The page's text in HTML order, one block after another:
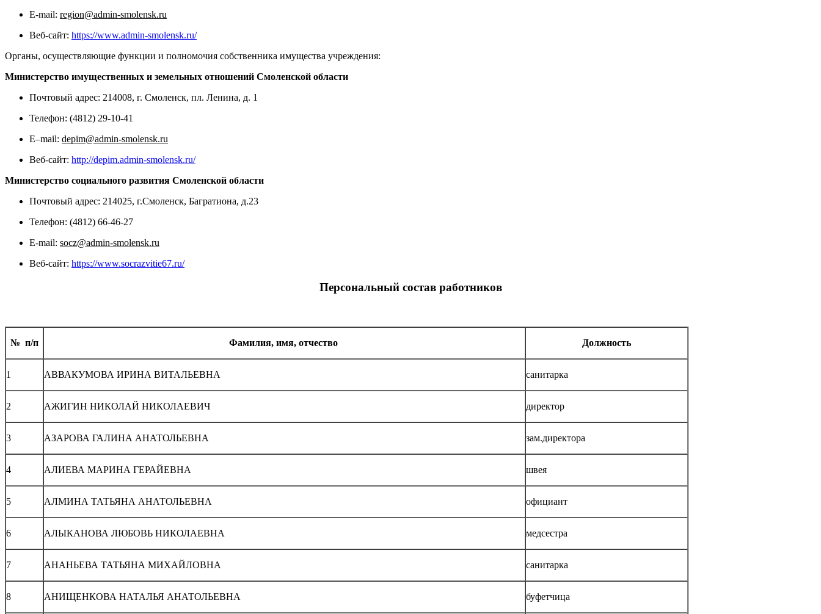
E-mail: region@admin-smolensk.ru
Веб-сайт: https://www.admin-smolensk.ru/
Органы, осуществляющие функции и полномочия собственника имущества учреждения:
Министерство имущественных и земельных отношений Смоленской области
Почтовый адрес: 214008, г. Смоленск, пл. Ленина, д. 1
Телефон: (4812) 29-10-41
E–mail: depim@admin-smolensk.ru
Веб-сайт: http://depim.admin-smolensk.ru/
Министерство социального развития Смоленской области
Почтовый адрес: 214025, г.Смоленск, Багратиона, д.23
Телефон: (4812) 66-46-27
E-mail: socz@admin-smolensk.ru
Веб-сайт: https://www.socrazvitie67.ru/
Персональный состав работников
№ п/п Фамилия, имя, отчество Должность
1 АВВАКУМОВА ИРИНА ВИТАЛЬЕВНА санитарка
2 АЖИГИН НИКОЛАЙ НИКОЛАЕВИЧ директор
3 АЗАРОВА ГАЛИНА АНАТОЛЬЕВНА зам.директора
4 АЛИЕВА МАРИНА ГЕРАЙЕВНА швея
5 АЛМИНА ТАТЬЯНА АНАТОЛЬЕВНА официант
6 АЛЫКАНОВА ЛЮБОВЬ НИКОЛАЕВНА медсестра
7 АНАНЬЕВА ТАТЬЯНА МИХАЙЛОВНА санитарка
8 АНИЩЕНКОВА НАТАЛЬЯ АНАТОЛЬЕВНА буфетчица